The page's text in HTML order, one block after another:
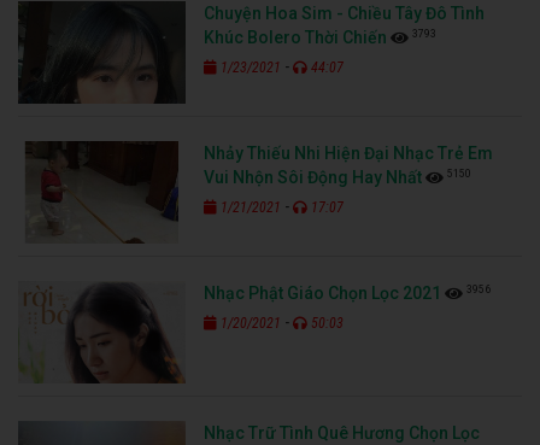
Chuyện Hoa Sim - Chiều Tây Đô Tình
Khúc Bolero Thời Chiến
3793
1/23/2021 - 44:07
Nhảy Thiếu Nhi Hiện Đại Nhạc Trẻ Em
Vui Nhộn Sôi Động Hay Nhất
5150
1/21/2021 - 17:07
Nhạc Phật Giáo Chọn Lọc 2021 3956
1/20/2021 - 50:03
Nhạc Trữ Tình Quê Hương Chọn Lọc